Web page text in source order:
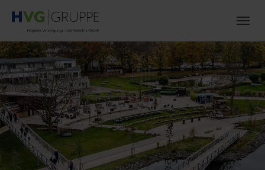
Zum Hauptinhalt springen
Skip to page footer